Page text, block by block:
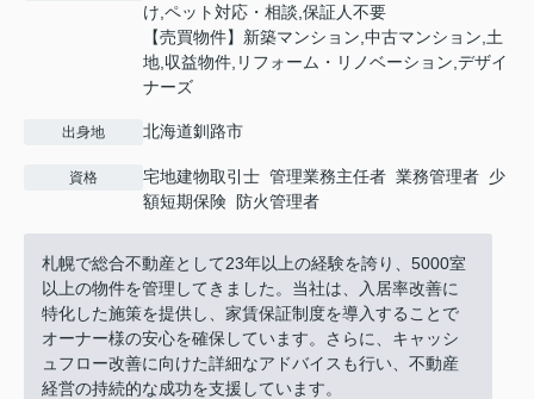
け,ペット対応・相談,保証人不要
【売買物件】新築マンション,中古マンション,土
地,収益物件,リフォーム・リノベーション,デザイ
ナーズ
出身地 北海道釧路市
資格
宅地建物取引士 管理業務主任者 業務管理者 少
額短期保険 防火管理者
札幌で総合不動産として23年以上の経験を誇り、5000室
以上の物件を管理してきました。当社は、入居率改善に
特化した施策を提供し、家賃保証制度を導入することで
オーナー様の安心を確保しています。さらに、キャッシ
ュフロー改善に向けた詳細なアドバイスも行い、不動産
経営の持続的な成功を支援しています。